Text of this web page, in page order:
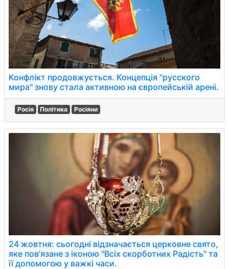
Конфлікт продовжується. Концепція "русского
мира" знову стала активною на європейській арені.
Росія Політика Росіяни
24 жовтня: сьогодні відзначається церковне свято,
яке пов'язане з іконою "Всіх скорботних Радість" та
її допомогою у важкі часи.